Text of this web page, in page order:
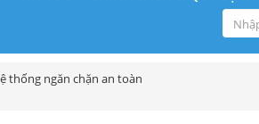
thống ngăn chặn an toàn